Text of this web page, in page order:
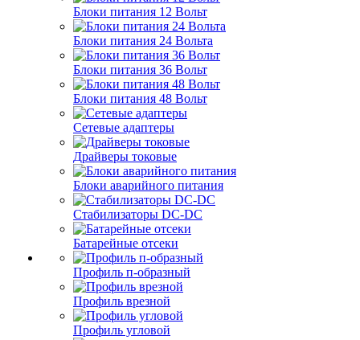
Блоки питания 12 Вольт
Блоки питания 24 Вольта
Блоки питания 36 Вольт
Блоки питания 48 Вольт
Сетевые адаптеры
Драйверы токовые
Блоки аварийного питания
Стабилизаторы DC-DC
Батарейные отсеки
Профиль п-образный
Профиль врезной
Профиль угловой